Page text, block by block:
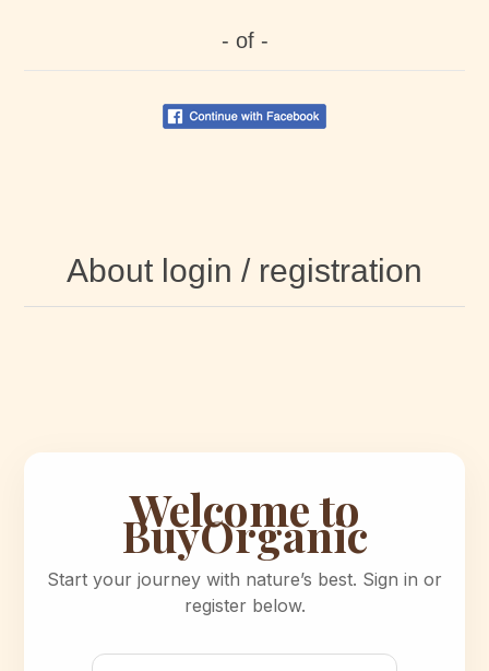
- of -
About login / registration
Welcome to
BuyOrganic
Start your journey with nature’s best. Sign in or
register below.